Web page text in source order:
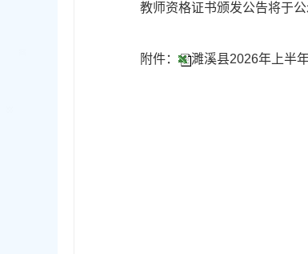
教师资格证书颁发公告将于
附件： 濉溪县2026年上半